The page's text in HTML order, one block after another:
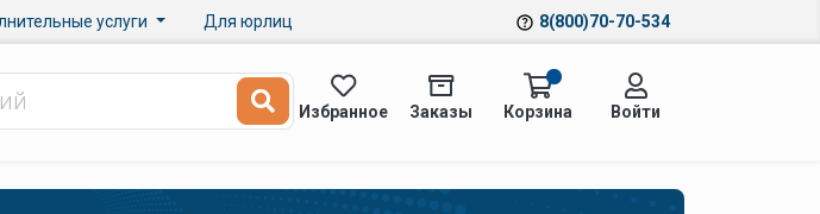
услуги Для юрлиц 8(800)70-70-534
Избранное Заказы Корзина Войти